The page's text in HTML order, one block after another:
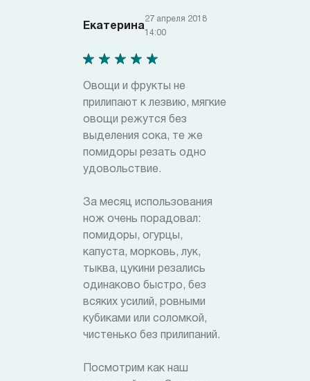
Екатерина
27 апреля 2018
14:00
Овощи и фрукты не
прилипают к лезвию, мягкие
овощи режутся без
выделения сока, те же
помидоры резать одно
удовольствие.
За месяц использования
нож очень порадовал:
помидоры, огурцы,
капуста, морковь, лук,
тыква, цукини резались
одинаково быстро, без
всяких усилий, ровными
кубиками или соломкой,
чистенько без прилипаний.
Посмотрим как наш